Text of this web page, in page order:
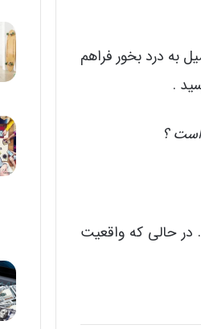
به درد بخور فراهم
.
است ؟
در حالی که واقعیت